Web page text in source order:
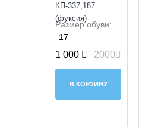
КП-337,187
(фуксия)
Размер обуви:
17
1 000 2000
В КОРЗИНУ